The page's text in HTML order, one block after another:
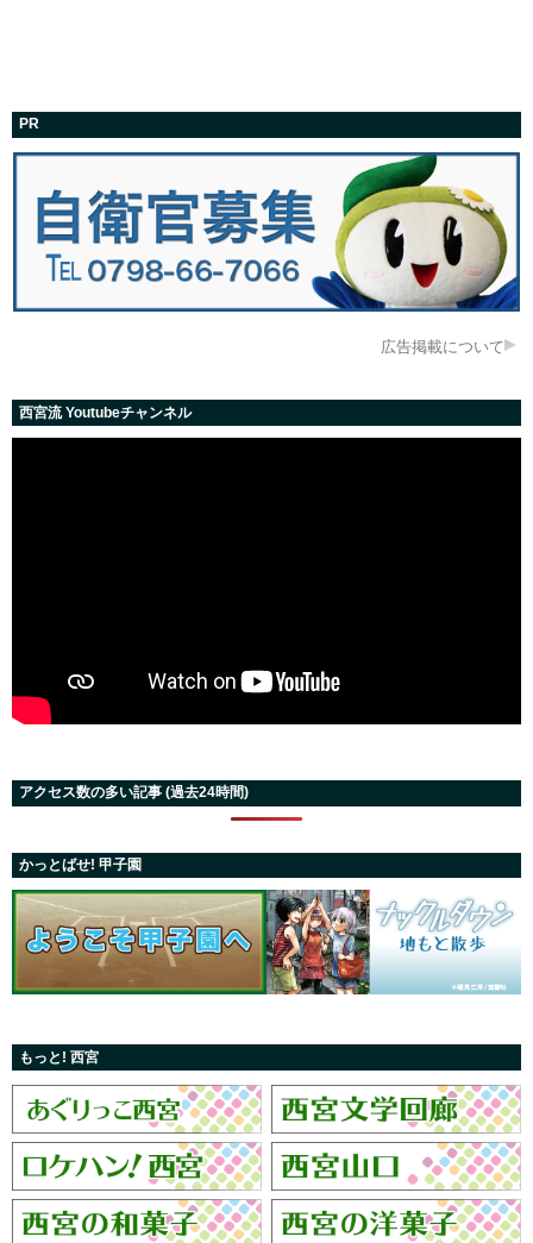
PR
広告掲載について
西宮流 Youtubeチャンネル
アクセス数の多い記事 (過去24時間)
かっとばせ! 甲子園
もっと! 西宮